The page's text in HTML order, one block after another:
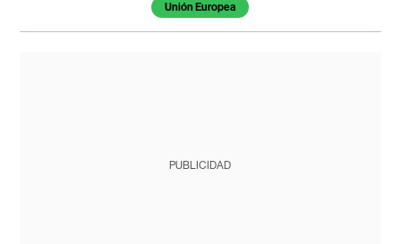
Unión Europea
PUBLICIDAD